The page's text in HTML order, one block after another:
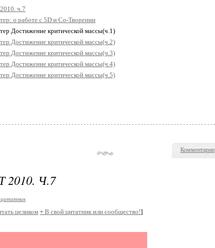
Комментарии
ч.7
о работе с 5D и Со-Творении
Достижение критической массы(ч.1)
Достижение критической массы(ч.2)
Достижение критической массы(ч.3)
Достижение критической массы(ч.4)
Достижение критической массы(ч.5)
Ч.7
целиком+ В свой цитатник или сообщество!]